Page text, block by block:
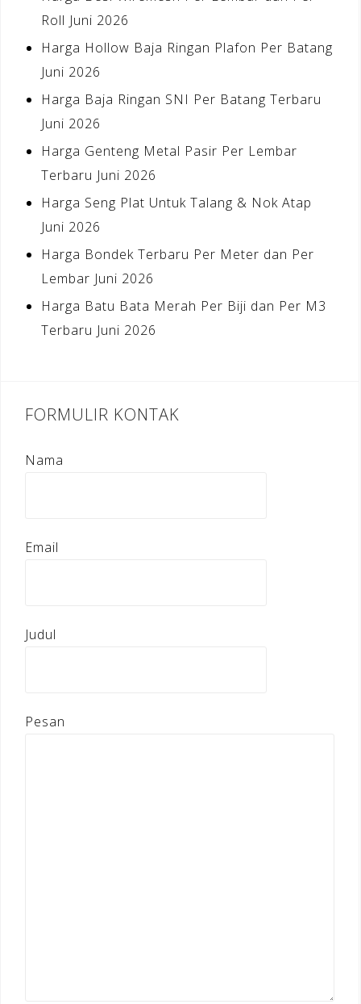
Roll Juni 2026
Harga Hollow Baja Ringan Plafon Per Batang
Juni 2026
Harga Baja Ringan SNI Per Batang Terbaru
Juni 2026
Harga Genteng Metal Pasir Per Lembar
Terbaru Juni 2026
Harga Seng Plat Untuk Talang & Nok Atap
Juni 2026
Harga Bondek Terbaru Per Meter dan Per
Lembar Juni 2026
Harga Batu Bata Merah Per Biji dan Per M3
Terbaru Juni 2026
FORMULIR KONTAK
Nama
Email
Judul
Pesan